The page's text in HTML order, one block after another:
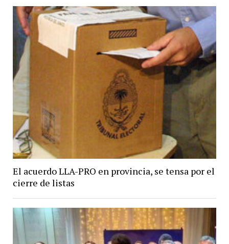
El acuerdo LLA-PRO en provincia, se tensa por el
cierre de listas